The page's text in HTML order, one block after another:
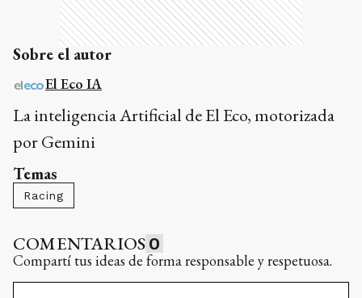
Sobre el autor
El Eco IA
La inteligencia Artificial de El Eco, motorizada
por Gemini
Temas
Racing
COMENTARIOS 0
Compartí tus ideas de forma responsable y respetuosa.